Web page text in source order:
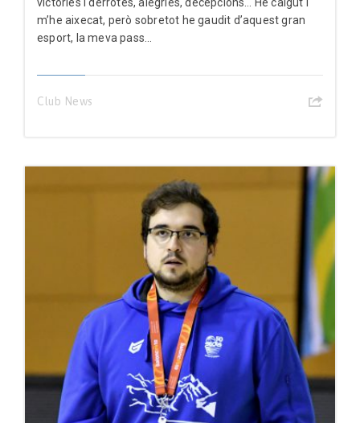
victòries i derrotes, alegries, decepcions… He caigut i
m’he aixecat, però sobretot he gaudit d’aquest gran
esport, la meva pass...
Club News